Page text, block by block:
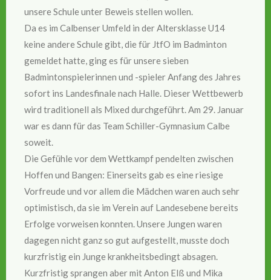
unsere Schule unter Beweis stellen wollen.
Da es im Calbenser Umfeld in der Altersklasse U14
keine andere Schule gibt, die für JtfO im Badminton
gemeldet hatte, ging es für unsere sieben
Badmintonspielerinnen und -spieler Anfang des Jahres
sofort ins Landesfinale nach Halle. Dieser Wettbewerb
wird traditionell als Mixed durchgeführt. Am 29. Januar
war es dann für das Team Schiller-Gymnasium Calbe
soweit.
Die Gefühle vor dem Wettkampf pendelten zwischen
Hoffen und Bangen: Einerseits gab es eine riesige
Vorfreude und vor allem die Mädchen waren auch sehr
optimistisch, da sie im Verein auf Landesebene bereits
Erfolge vorweisen konnten. Unsere Jungen waren
dagegen nicht ganz so gut aufgestellt, musste doch
kurzfristig ein Junge krankheitsbedingt absagen.
Kurzfristig sprangen aber mit Anton Elß und Mika